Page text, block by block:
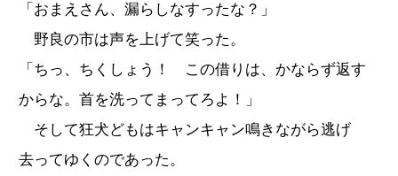
「おまえさん、漏らしなすったな？」
野良の市は声を上げて笑った。
「ちっ、ちくしょう！ この借りは、かならず返す
からな。首を洗ってまってろよ！」
そして狂犬どもはキャンキャン鳴きながら逃げ
去ってゆくのであった。